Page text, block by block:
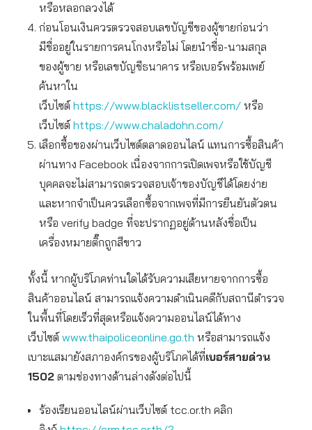
หรือหลอกลวงได้
ก่อนโอนเงินควรตรวจสอบเลขบัญชีของผู้ขายก่อนว่า
มีชื่ออยู่ในรายการคนโกงหรือไม่ โดยนำชื่อ-นามสกุล
ของผู้ขาย หรือเลขบัญชีธนาคาร หรือเบอร์พร้อมเพย์
ค้นหาใน
เว็บไซต์ https://www.blacklistseller.com/ หรือ
เว็บไซต์ https://www.chaladohn.com/
เลือกซื้อของผ่านเว็บไซต์ตลาดออนไลน์ แทนการซื้อสินค้า
ผ่านทาง Facebook เนื่องจากการเปิดเพจหรือใช้บัญชี
บุคคลจะไม่สามารถตรวจสอบเจ้าของบัญชีได้โดยง่าย
และหากจำเป็นควรเลือกซื้อจากเพจที่มีการยืนยันตัวตน
หรือ verify badge ที่จะปรากฏอยู่ด้านหลังชื่อเป็น
เครื่องหมายติ๊กถูกสีขาว
ทั้งนี้ หากผู้บริโภคท่านใดได้รับความเสียหายจากการซื้อ
สินค้าออนไลน์ สามารถแจ้งความดำเนินคดีกับสถานีตำรวจ
ในพื้นที่โดยเร็วที่สุดหรือแจ้งความออนไลน์ได้ทาง
เว็บไซต์ www.thaipoliceonline.go.th หรือสามารถแจ้ง
เบาะแสมายังสภาองค์กรของผู้บริโภคได้ที่เบอร์สายด่วน
1502 ตามช่องทางด้านล่างดังต่อไปนี้
ร้องเรียนออนไลน์ผ่านเว็บไซต์ tcc.or.th คลิก